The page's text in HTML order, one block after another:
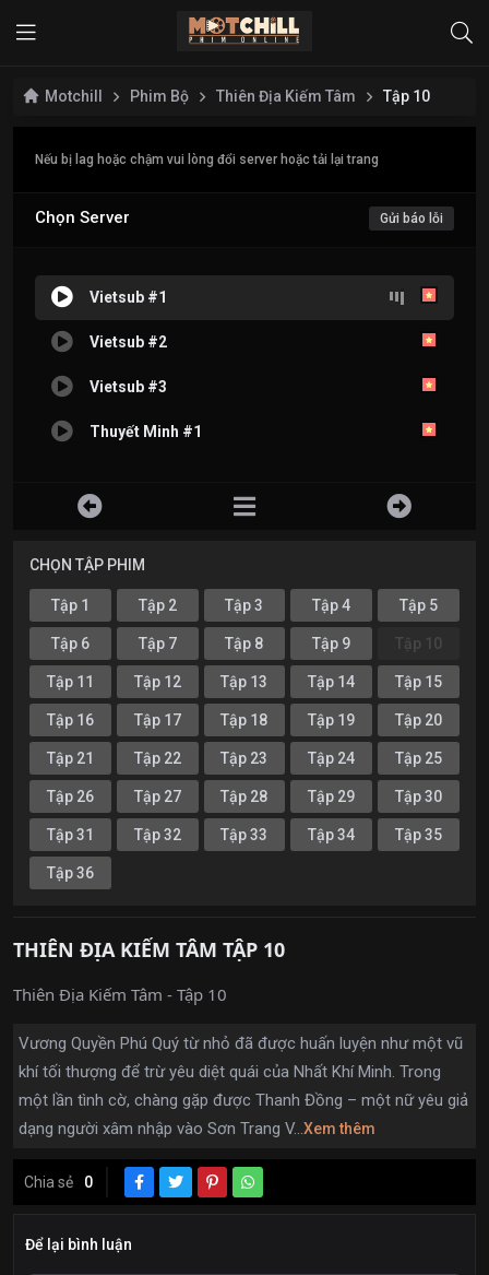
Motchill Phim Bộ Thiên Địa Kiếm Tâm Tập 10
Nếu bị lag hoặc chậm vui lòng đổi server hoặc tải lại trang
Chọn Server Gửi báo lỗi
Vietsub #1
Vietsub #2
Vietsub #3
Thuyết Minh #1
CHỌN TẬP PHIM
Tập 1 Tập 2 Tập 3 Tập 4 Tập 5
Tập 6 Tập 7 Tập 8 Tập 9 Tập 10
Tập 11 Tập 12 Tập 13 Tập 14 Tập 15
Tập 16 Tập 17 Tập 18 Tập 19 Tập 20
Tập 21 Tập 22 Tập 23 Tập 24 Tập 25
Tập 26 Tập 27 Tập 28 Tập 29 Tập 30
Tập 31 Tập 32 Tập 33 Tập 34 Tập 35
Tập 36
THIÊN ĐỊA KIẾM TÂM TẬP 10
Thiên Địa Kiếm Tâm - Tập 10
Vương Quyền Phú Quý từ nhỏ đã được huấn luyện như một vũ
khí tối thượng để trừ yêu diệt quái của Nhất Khí Minh. Trong
một lần tình cờ, chàng gặp được Thanh Đồng – một nữ yêu giả
dạng người xâm nhập vào Sơn Trang V...Xem thêm
Chia sẻ 0
Để lại bình luận